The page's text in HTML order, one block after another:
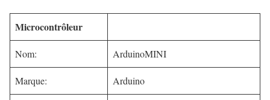
Microcontrôleur
Nom: ArduinoMINI
Marque: Arduino